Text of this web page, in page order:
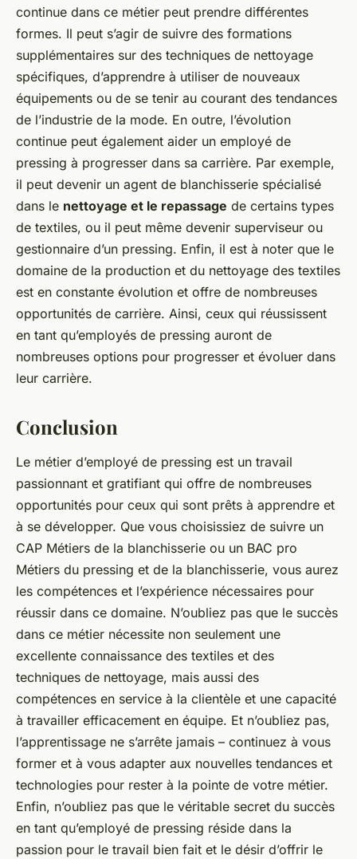
continue dans ce métier peut prendre différentes
formes. Il peut s’agir de suivre des formations
supplémentaires sur des techniques de nettoyage
spécifiques, d’apprendre à utiliser de nouveaux
équipements ou de se tenir au courant des tendances
de l’industrie de la mode. En outre, l’évolution
continue peut également aider un employé de
pressing à progresser dans sa carrière. Par exemple,
il peut devenir un agent de blanchisserie spécialisé
dans le nettoyage et le repassage de certains types
de textiles, ou il peut même devenir superviseur ou
gestionnaire d’un pressing. Enfin, il est à noter que le
domaine de la production et du nettoyage des textiles
est en constante évolution et offre de nombreuses
opportunités de carrière. Ainsi, ceux qui réussissent
en tant qu’employés de pressing auront de
nombreuses options pour progresser et évoluer dans
leur carrière.
Conclusion
Le métier d’employé de pressing est un travail
passionnant et gratifiant qui offre de nombreuses
opportunités pour ceux qui sont prêts à apprendre et
à se développer. Que vous choisissiez de suivre un
CAP Métiers de la blanchisserie ou un BAC pro
Métiers du pressing et de la blanchisserie, vous aurez
les compétences et l’expérience nécessaires pour
réussir dans ce domaine. N’oubliez pas que le succès
dans ce métier nécessite non seulement une
excellente connaissance des textiles et des
techniques de nettoyage, mais aussi des
compétences en service à la clientèle et une capacité
à travailler efficacement en équipe. Et n’oubliez pas,
l’apprentissage ne s’arrête jamais – continuez à vous
former et à vous adapter aux nouvelles tendances et
technologies pour rester à la pointe de votre métier.
Enfin, n’oubliez pas que le véritable secret du succès
en tant qu’employé de pressing réside dans la
passion pour le travail bien fait et le désir d’offrir le